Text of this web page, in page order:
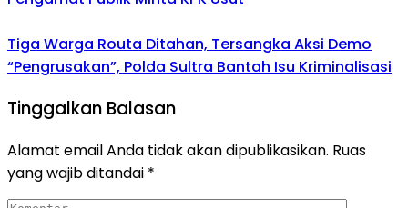
Tiga Warga Routa Ditahan, Tersangka Aksi Demo
“Pengrusakan”, Polda Sultra Bantah Isu Kriminalisasi
Tinggalkan Balasan
Alamat email Anda tidak akan dipublikasikan. Ruas
yang wajib ditandai *